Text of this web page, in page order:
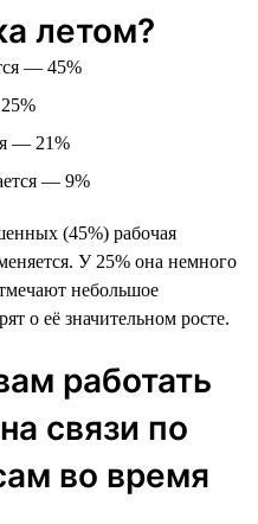
летом?
— 45%
— 21%
— 9%
(45%) рабочая
У 25% она немного
небольшое
о её значительном росте.
работать
связи по
во время